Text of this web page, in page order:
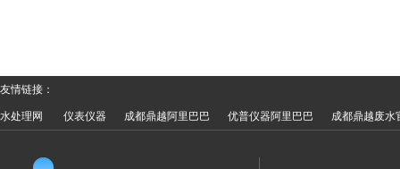
友情链接：
水处理网 仪表仪器 成都鼎越阿里巴巴 优普仪器阿里巴巴 成都鼎越废水